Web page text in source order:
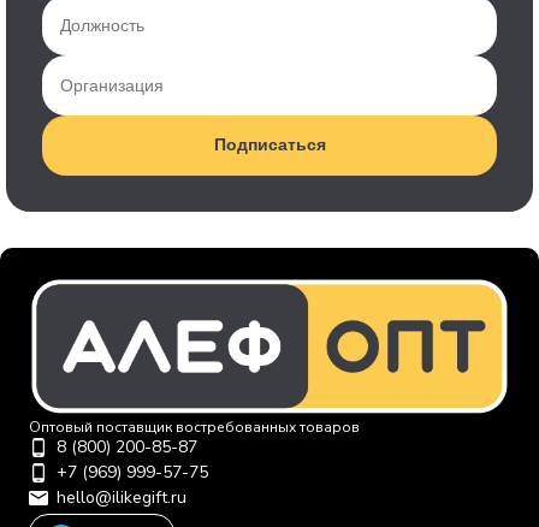
Подписаться
Оптовый поставщик востребованных товаров
8 (800) 200-85-87
+7 (969) 999-57-75
hello@ilikegift.ru